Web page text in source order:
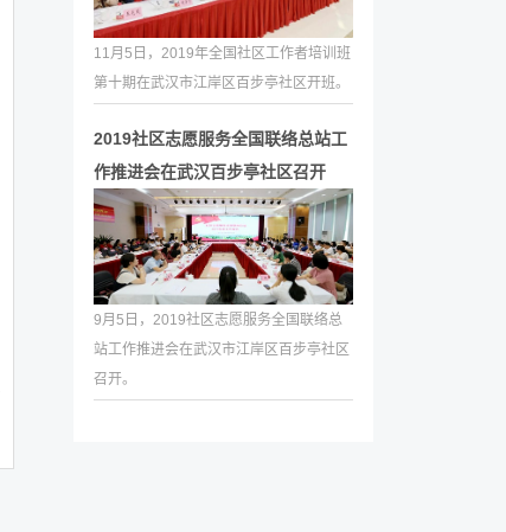
11月5日，2019年全国社区工作者培训班
第十期在武汉市江岸区百步亭社区开班。
2019社区志愿服务全国联络总站工
作推进会在武汉百步亭社区召开
9月5日，2019社区志愿服务全国联络总
站工作推进会在武汉市江岸区百步亭社区
召开。